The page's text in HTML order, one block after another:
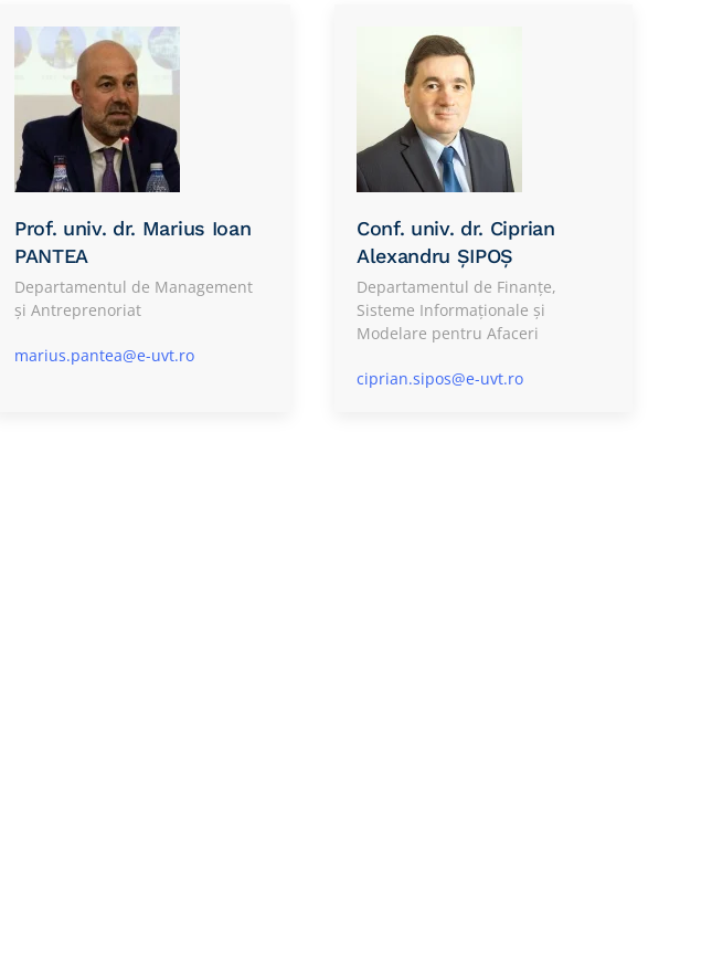
Prof. univ. dr. Marius Ioan
PANTEA
Departamentul de Management
și Antreprenoriat
marius.pantea@e-uvt.ro
Conf. univ. dr. Ciprian
Alexandru ȘIPOȘ
Departamentul de Finanțe,
Sisteme Informaționale și
Modelare pentru Afaceri
ciprian.sipos@e-uvt.ro